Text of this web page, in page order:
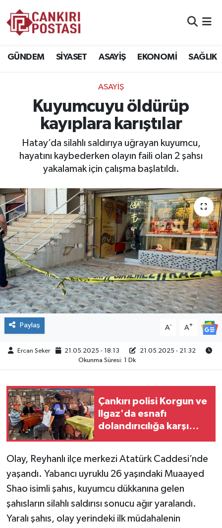
GÜNDEM SİYASET ASAYİŞ EKONOMİ SAĞLIK
ASAYİŞ
Kuyumcuyu öldürüp
kayıplara karıştılar
Hatay’da silahlı saldırıya uğrayan kuyumcu,
hayatını kaybederken olayın faili olan 2 şahsı
yakalamak için çalışma başlatıldı.
Paylaş A- A+
Ercan Şeker 21.05.2025 - 18:13
21.05.2025 - 21:32
Okunma Süresi: 1 Dk
Çankırı polisi Korgun ve
Ilgaz'da esnafı
dolandırıcılığa karşı
Olay, Reyhanlı ilçe merkezi Atatürk Caddesi’nde
yaşandı. Yabancı uyruklu 26 yaşındaki Muaayed
Shao isimli şahıs, kuyumcu dükkanına gelen
şahısların silahlı saldırısı sonucu ağır yaralandı.
Yaralı şahıs, olay yerindeki ilk müdahalenin
EKONOMİ
SAĞLIK
EĞİTİM
YAŞAM
ÇEVRE
İLÇELER
RESMİ İLANLAR
KÜLTÜR
VEFAT
BİLİM&TEKNOLOJİ
BÖLGE
TÜRKİYE
DÜNYA
Trafik Durumu
Süper Lig Puan Durumu ve Fikstür
Tüm Manşetler
Son Dakika Haberleri
Haber Arşivi